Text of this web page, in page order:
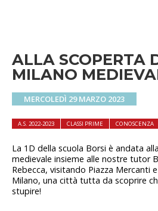
ALLA SCOPERTA
MILANO
MERCOLEDÌ 29 MARZO 2023
A.S. 2022-2023 CLASSI PRIME CONOSCENZA
La 1D della scuola Borsi è andata
medievale insieme alle nostre tutor
Rebecca, visitando Piazza Mercanti
Milano, una città tutta da scoprire
stupire!